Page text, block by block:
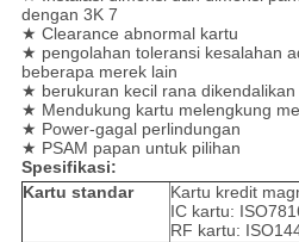
dengan 3K 7
★ Clearance abnormal kartu
★ pengolahan toleransi kesalahan
beberapa merek lain
★ berukuran kecil rana dikendalikan
★ Mendukung kartu melengkung
★ Power-gagal perlindungan
★ PSAM papan untuk pilihan
Spesifikasi:
Kartu standar
Kartu kredit
IC kartu:
RF kartu: